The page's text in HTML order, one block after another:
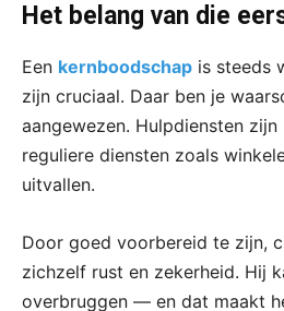
Het belang van die
Een kernboodschap is steeds
zijn cruciaal. Daar ben je
aangewezen. Hulpdiensten
reguliere diensten zoals
uitvallen.
Door goed voorbereid te zijn,
zichzelf rust en zekerheid. Hij
overbruggen — en dat maakt